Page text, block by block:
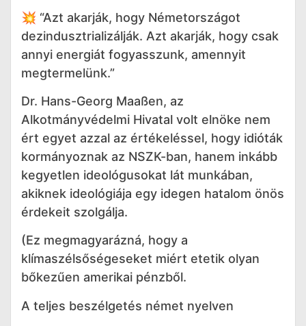
💥 “Azt akarják, hogy Németországot
dezindusztrializálják. Azt akarják, hogy csak
annyi energiát fogyasszunk, amennyit
megtermelünk.”
Dr. Hans-Georg Maaßen, az
Alkotmányvédelmi Hivatal volt elnöke nem
ért egyet azzal az értékeléssel, hogy idióták
kormányoznak az NSZK-ban, hanem inkább
kegyetlen ideológusokat lát munkában,
akiknek ideológiája egy idegen hatalom önös
érdekeit szolgálja.
(Ez megmagyarázná, hogy a
klímaszélsőségeseket miért etetik olyan
bőkezűen amerikai pénzből.
A teljes beszélgetés német nyelven